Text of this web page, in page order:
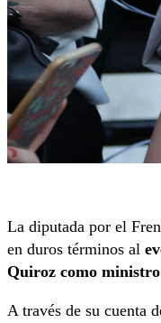
La diputada por el
en duros términos al
Quiroz como
A través de su cuenta